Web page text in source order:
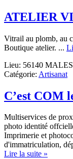
ATELIER
Vitrail au plomb, au
Boutique atelier. ...
Lieu: 56140
Catégorie: Artisanat
C’est COM
Multiservices de
photo identité
Imprimerie et
d'immatriculation,
Lire la suite »